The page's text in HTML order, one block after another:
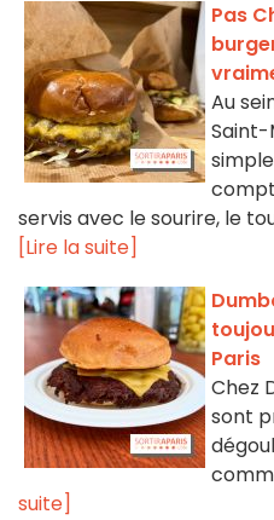
Pas
Au
Saint-
servis avec le sourire, le
[Lire la suite]
Paris
Chez
sont
suite]